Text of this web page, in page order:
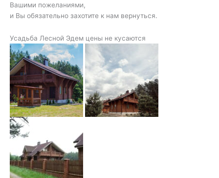
Вашими пожеланиями,
и Вы обязательно захотите к нам вернуться.
Усадьба Лесной Эдем цены не кусаются